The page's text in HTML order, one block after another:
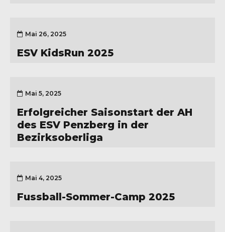
Mai 26, 2025
ESV KidsRun 2025
Mai 5, 2025
Erfolgreicher Saisonstart der AH
des ESV Penzberg in der
Bezirksoberliga
Mai 4, 2025
Fussball-Sommer-Camp 2025